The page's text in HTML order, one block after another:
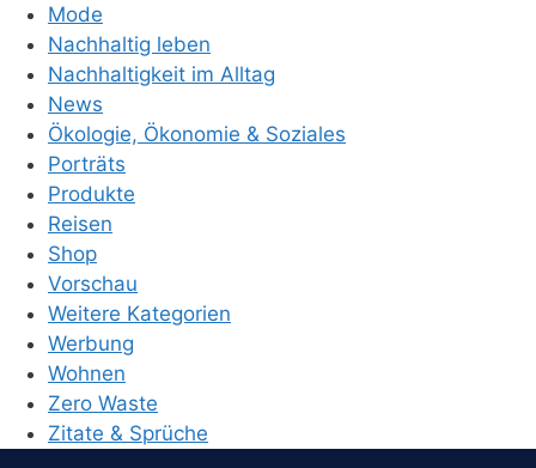
Mode
Nachhaltig leben
Nachhaltigkeit im Alltag
News
Ökologie, Ökonomie & Soziales
Porträts
Produkte
Reisen
Shop
Vorschau
Weitere Kategorien
Werbung
Wohnen
Zero Waste
Zitate & Sprüche